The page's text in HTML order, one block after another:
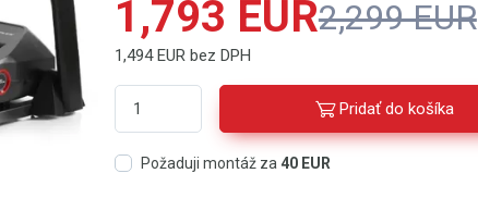
1,793 EUR2,299 EUR
1,494 EUR bez DPH
Pridať do košíka
Požaduji montáž za 40 EUR